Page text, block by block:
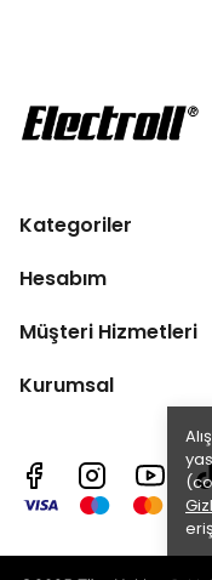
Kategoriler
Hesabım
Müşteri Hizmetleri
Kurumsal